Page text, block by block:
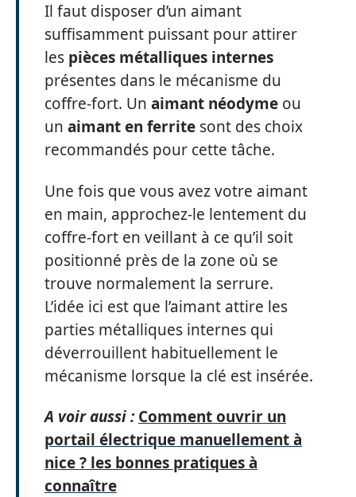
Il faut disposer d’un aimant
suffisamment puissant pour attirer
les pièces métalliques internes
présentes dans le mécanisme du
coffre-fort. Un aimant néodyme ou
un aimant en ferrite sont des choix
recommandés pour cette tâche.
Une fois que vous avez votre aimant
en main, approchez-le lentement du
coffre-fort en veillant à ce qu’il soit
positionné près de la zone où se
trouve normalement la serrure.
L’idée ici est que l’aimant attire les
parties métalliques internes qui
déverrouillent habituellement le
mécanisme lorsque la clé est insérée.
A voir aussi : Comment ouvrir un
portail électrique manuellement à
nice ? les bonnes pratiques à
connaître